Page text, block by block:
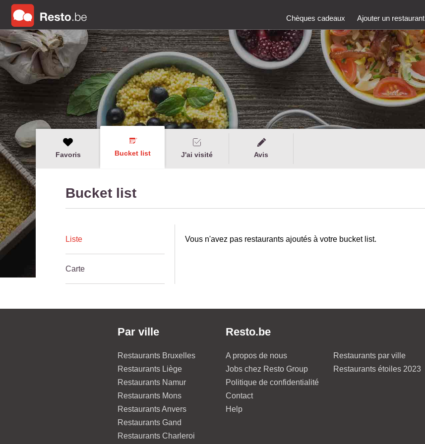
Chèques cadeaux Ajouter un restaurant
Favoris Bucket list J'ai visité Avis
Bucket list
Liste
Carte
Vous n'avez pas restaurants ajoutés à votre bucket list.
Par ville
Restaurants Bruxelles
Restaurants Liège
Restaurants Namur
Restaurants Mons
Restaurants Anvers
Restaurants Gand
Restaurants Charleroi
Resto.be
A propos de nous
Jobs chez Resto Group
Politique de confidentialité
Contact
Help
Restaurants par ville
Restaurants étoiles 2023